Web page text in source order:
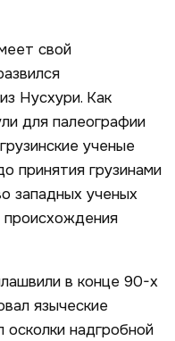
свой
Нусхури. Как
для палеографии
ученые
принятия грузинами
западных ученых
в конце 90-х
языческие
надгробной